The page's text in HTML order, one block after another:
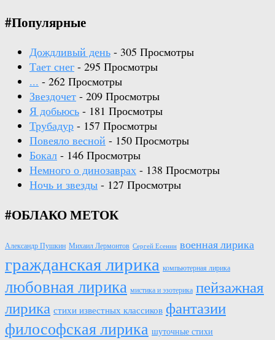
#Популярные
Дождливый день - 305 Просмотры
Тает снег - 295 Просмотры
... - 262 Просмотры
Звездочет - 209 Просмотры
Я добьюсь - 181 Просмотры
Трубадур - 157 Просмотры
Повеяло весной - 150 Просмотры
Бокал - 146 Просмотры
Немного о динозаврах - 138 Просмотры
Ночь и звезды - 127 Просмотры
#ОБЛАКО МЕТОК
Александр Пушкин Михаил Лермонтов Сергей Есенин военная лирика
гражданская лирика компьютерная лирика
любовная лирика мистика и эзотерика пейзажная
лирика стихи известных классиков фантазии
философская лирика шуточные стихи